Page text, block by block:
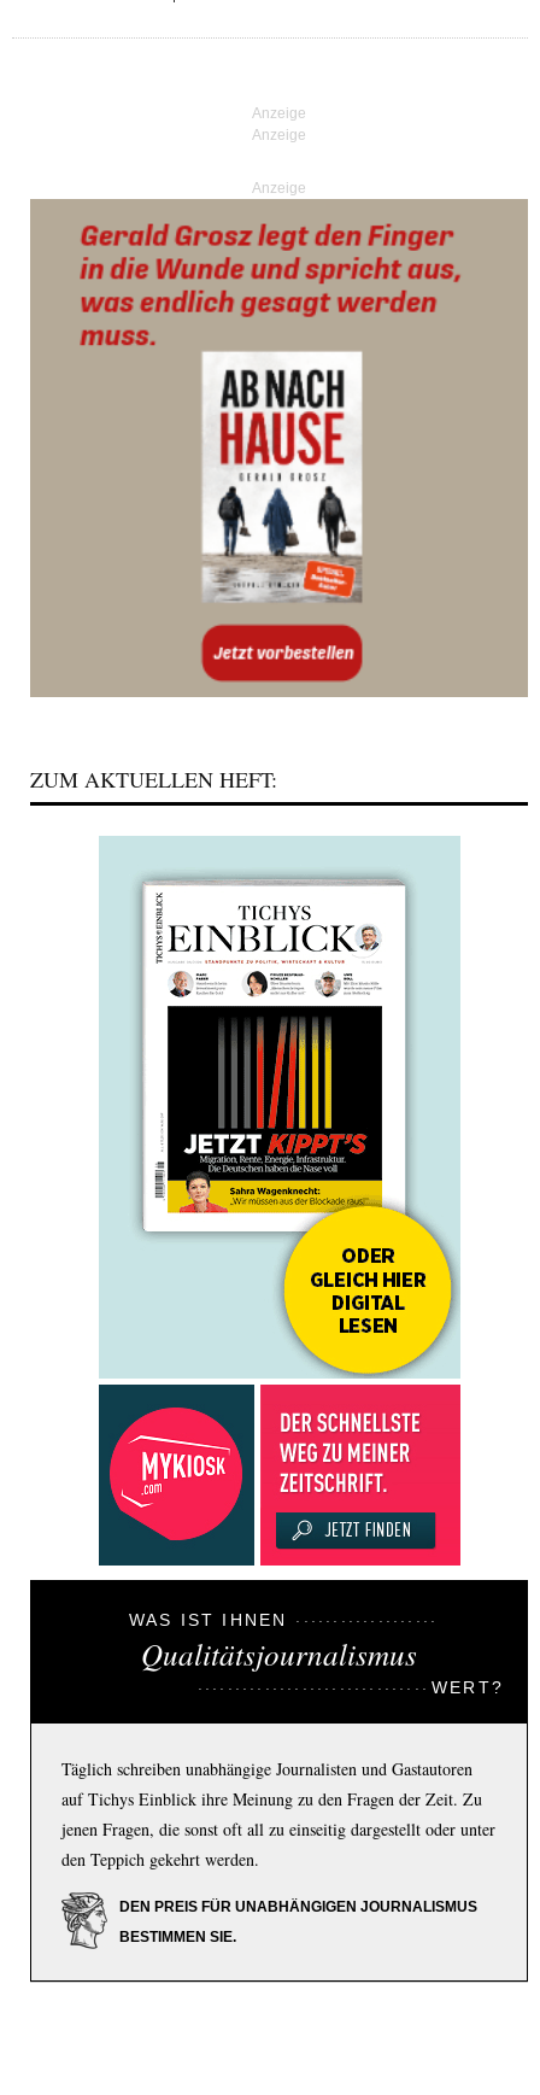
Anzeige
ZUM AKTUELLEN HEFT:
WAS IST IHNEN
Qualitätsjournalismus
WERT?
Täglich schreiben unabhängige Journalisten und Gastautoren
auf Tichys Einblick ihre Meinung zu den Fragen der Zeit. Zu
jenen Fragen, die sonst oft all zu einseitig dargestellt oder unter
den Teppich gekehrt werden.
DEN PREIS FÜR UNABHÄNGIGEN JOURNALISMUS
BESTIMMEN SIE.